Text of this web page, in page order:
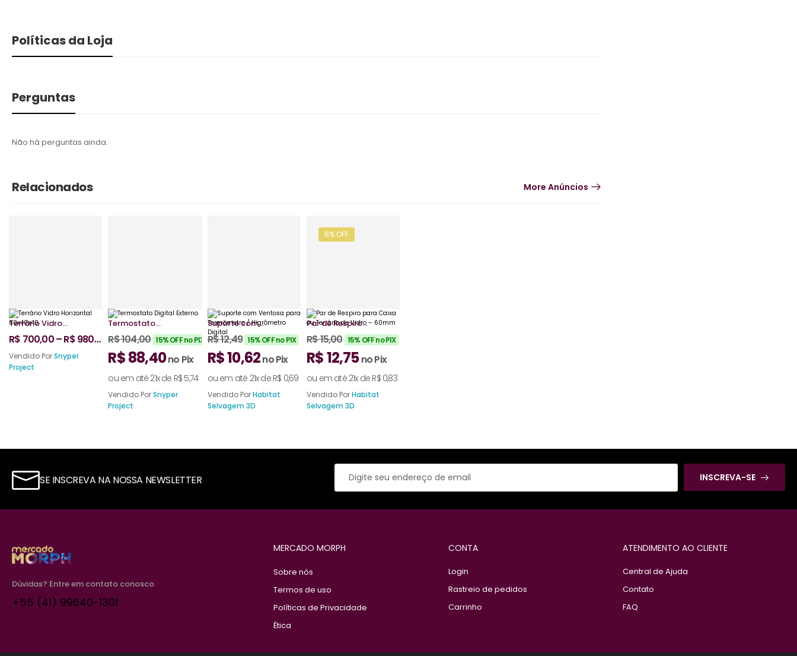
Políticas da Loja
Perguntas
Não há perguntas ainda.
Relacionados More Anúncios
Terrário Vidro
Horizontal
60x40x40
R$ 700,00–R$980,00
Vendido PorSnyper
Project
Termostato
Digital Externo
R$104,00 15% OFF no PIX
R$88,40no Pix
ou em até 21x de R$ 5,74
Vendido PorSnyper
Project
Suporte com
Ventosa para
Termômetro /
Higrômetro
Digital
R$12,49 15% OFF no PIX
R$10,62no Pix
ou em até 21x de R$ 0,69
Vendido PorHabitat
Selvagem 3D
6% OFF
Par de Respiro
para Caixa ou
Terrário de Vidro
– 60mm
R$15,00 15% OFF no PIX
R$12,75no Pix
ou em até 21x de R$0,83
Vendido PorHabitat
Selvagem 3D
SE INSCREVA NA NOSSA NEWSLETTER INSCREVA-SE
Dúvidas? Entre em contato conosco
+55 (41) 99640-1301
MERCADO MORPH
Sobre nós
Termos de uso
Políticas de Privacidade
Ética
CONTA
Login
Rastreio de pedidos
Carrinho
ATENDIMENTO AO CLIENTE
Central de Ajuda
Contato
FAQ